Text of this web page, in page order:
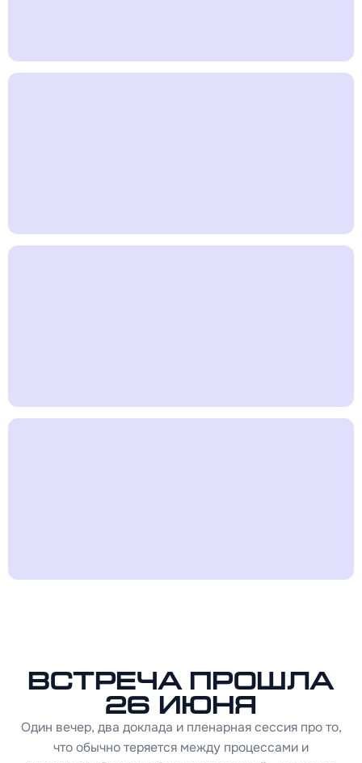
Встреча прошла
26 июня
Один вечер, два доклада и пленарная сессия про то,
что обычно теряется между процессами и